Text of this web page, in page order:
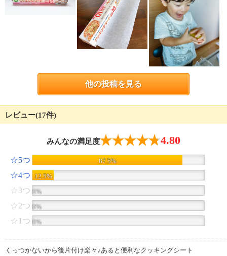
他の投稿を見る
レビュー(17件)
みんなの満足度 4.80
☆5つ 87.5%
☆4つ 12.5%
☆3つ 0%
☆2つ 0%
☆1つ 0%
くっつかないから後片付け楽々♪あると便利なクッキングシート